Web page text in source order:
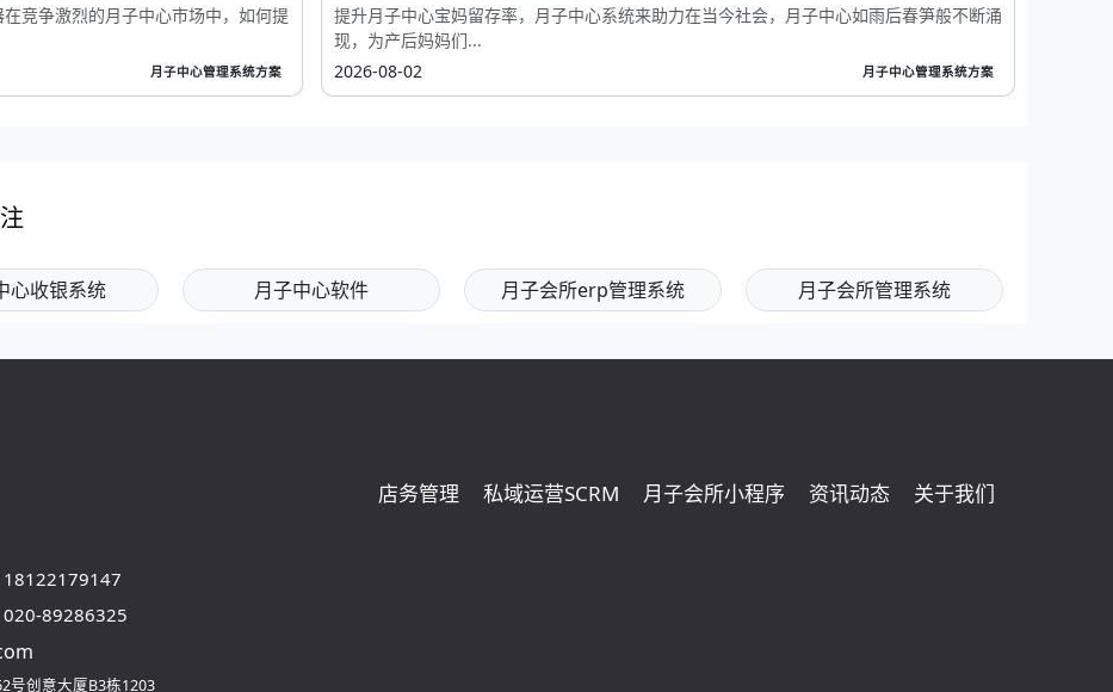
竞争激烈的月子中心市场中，如何提
月子中心管理系统方案
提升月子中心宝妈留存率，月子中心系统来助力在当今社会，月子中心如雨后春笋般不断涌
现，为产后妈妈们...
2026-08-02
月子中心管理系统方案
心收银系统 月子中心软件 月子会所erp管理系统 月子会所管理系统
店务管理 私域运营SCRM 月子会所小程序 资讯动态 关于我们
18122179147
020-89286325
号创意大厦B3栋1203